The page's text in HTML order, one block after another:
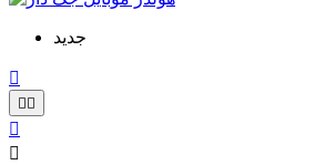
جدید

 

